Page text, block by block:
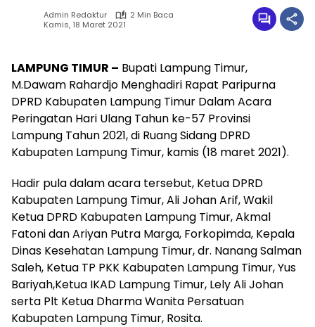
Admin Redaktur
2 Min Baca
Kamis, 18 Maret 2021
LAMPUNG TIMUR – Bupati Lampung Timur,
M.Dawam Rahardjo Menghadiri Rapat Paripurna
DPRD Kabupaten Lampung Timur Dalam Acara
Peringatan Hari Ulang Tahun ke-57 Provinsi
Lampung Tahun 2021, di Ruang Sidang DPRD
Kabupaten Lampung Timur, kamis (18 maret 2021).
Hadir pula dalam acara tersebut, Ketua DPRD
Kabupaten Lampung Timur, Ali Johan Arif, Wakil
Ketua DPRD Kabupaten Lampung Timur, Akmal
Fatoni dan Ariyan Putra Marga, Forkopimda, Kepala
Dinas Kesehatan Lampung Timur, dr. Nanang Salman
Saleh, Ketua TP PKK Kabupaten Lampung Timur, Yus
Bariyah,Ketua IKAD Lampung Timur, Lely Ali Johan
serta Plt Ketua Dharma Wanita Persatuan
Kabupaten Lampung Timur, Rosita.